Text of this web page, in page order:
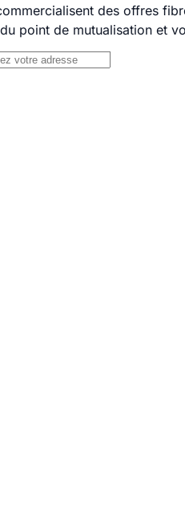
des offres
point de mutualisation et